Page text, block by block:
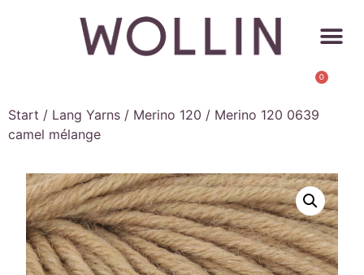
0
Start / Lang Yarns / Merino 120 / Merino 120 0639
camel mélange